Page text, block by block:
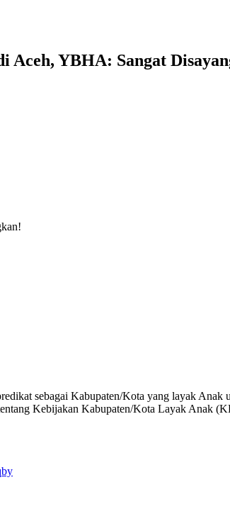
Aceh, YBHA: Sangat
sebagai Kabupaten/Kota yang layak
Kebijakan Kabupaten/Kota Layak Anak